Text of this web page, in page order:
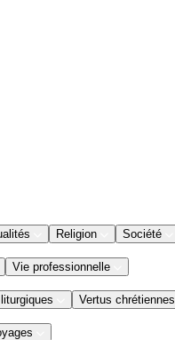
Religion Société
Vie professionnelle
Vertus chrétiennes